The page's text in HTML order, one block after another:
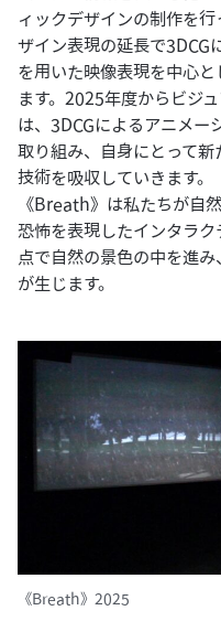
ィックデザインの制作を
ザイン表現の延長で3DCG
を用いた映像表現を中心
ます。2025年度からビジ
は、3DCGによるアニメー
取り組み、自身にとって新
技術を吸収していきます。
《Breath》は私たちが自
恐怖を表現したインタラ
点で自然の景色の中を進
が生じます。
《Breath》2025